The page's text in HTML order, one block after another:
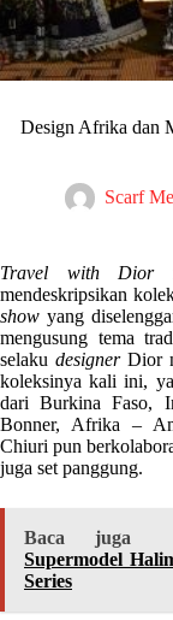
Design Afrika dan
Scarf
Travel with Dior
mendeskripsikan
show yang
mengusung tema
selaku designerDior
koleksinya kali ini,
dari Burkina Faso,
Bonner, Afrika –
Chiuri pun
juga set panggung.
Baca juga
Supermodel
Series